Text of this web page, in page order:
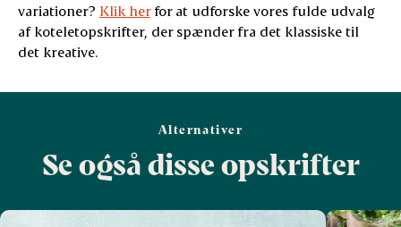
variationer? Klik herfor at udforske vores fulde udvalg
af koteletopskrifter, der spænder fra det klassiske til
det kreative.
Alternativer
Se også disse opskrifter